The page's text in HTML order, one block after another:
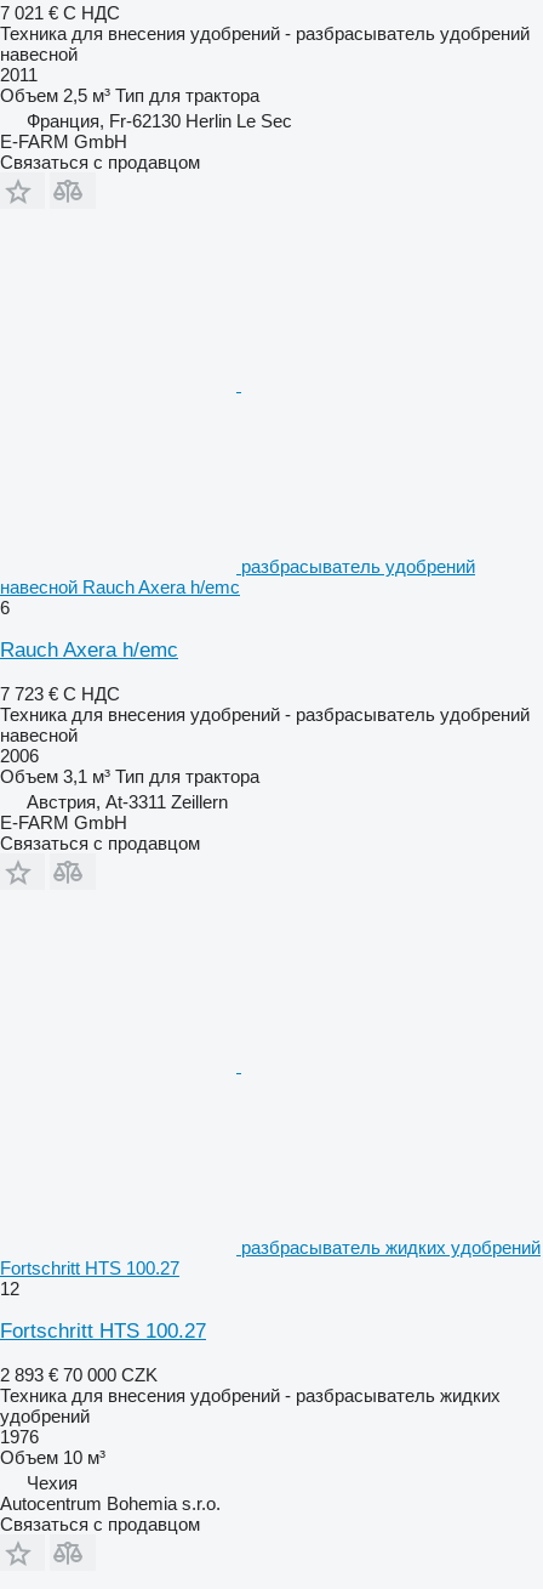
7 021 € С НДС
Техника для внесения удобрений - разбрасыватель удобрений
навесной
2011
Объем 2,5 м³ Тип для трактора
Франция, Fr-62130 Herlin Le Sec
E-FARM GmbH
Связаться с продавцом
разбрасыватель удобрений
навесной Rauch Axera h/emc
6
Rauch Axera h/emc
7 723 € С НДС
Техника для внесения удобрений - разбрасыватель удобрений
навесной
2006
Объем 3,1 м³ Тип для трактора
Австрия, At-3311 Zeillern
E-FARM GmbH
Связаться с продавцом
разбрасыватель жидких удобрений
Fortschritt HTS 100.27
12
Fortschritt HTS 100.27
2 893 € 70 000 CZK
Техника для внесения удобрений - разбрасыватель жидких
удобрений
1976
Объем 10 м³
Чехия
Autocentrum Bohemia s.r.o.
Связаться с продавцом